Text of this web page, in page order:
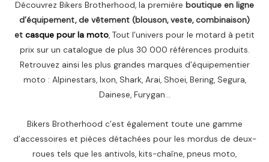
Découvrez Bikers Brotherhood, la première boutique en ligne
d’équipement, de vêtement (blouson, veste, combinaison)
et casque pour la moto, Tout l’univers pour le motard à petit
prix sur un catalogue de plus 30 000 références produits.
Retrouvez ainsi les plus grandes marques d’équipementier
moto : Alpinestars, Ixon, Shark, Arai, Shoei, Bering, Segura,
Dainese, Furygan…
Bikers Brotherhood c’est également toute une gamme
d’accessoires et pièces détachées pour les mordus de deux-
roues tels que les antivols, kits-chaîne, pneus moto,